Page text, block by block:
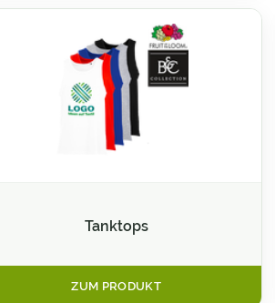
Tanktops
ZUM PRODUKT